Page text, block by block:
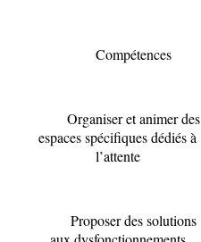
Compétences
Organiser et animer des
espaces spécifiques dédiés à
l’attente
Proposer des solutions